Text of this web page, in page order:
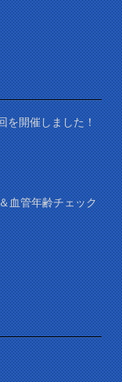
を開催しました！
血管年齢チェック